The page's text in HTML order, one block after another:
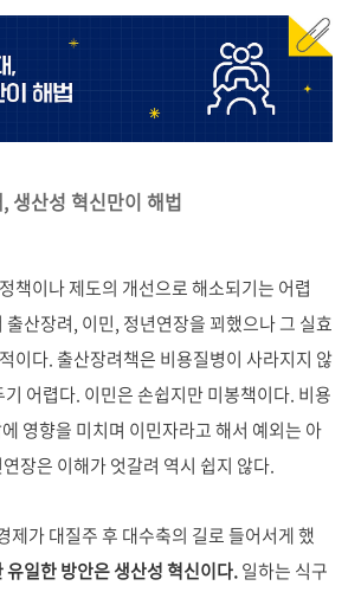
생산성 혁신만이 해법
책이나 제도의 개선으로 해소되기는 어렵
출산장려, 이민, 정년연장을 꾀했으나 그 실효
이다. 출산장려책은 비용질병이 사라지지 않
어렵다. 이민은 손쉽지만 미봉책이다. 비용
영향을 미치며 이민자라고 해서 예외는 아
장은 이해가 엇갈려 역시 쉽지 않다.
제가 대질주 후 대수축의 길로 들어서게 했
유일한 방안은 생산성 혁신이다.일하는 식구